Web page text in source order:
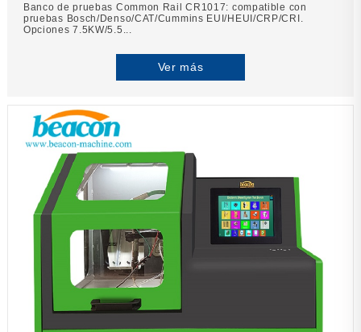
Banco de pruebas Common Rail CR1017: compatible con
pruebas Bosch/Denso/CAT/Cummins EUI/HEUI/CRP/CRI.
Opciones 7.5KW/5.5...
Ver más